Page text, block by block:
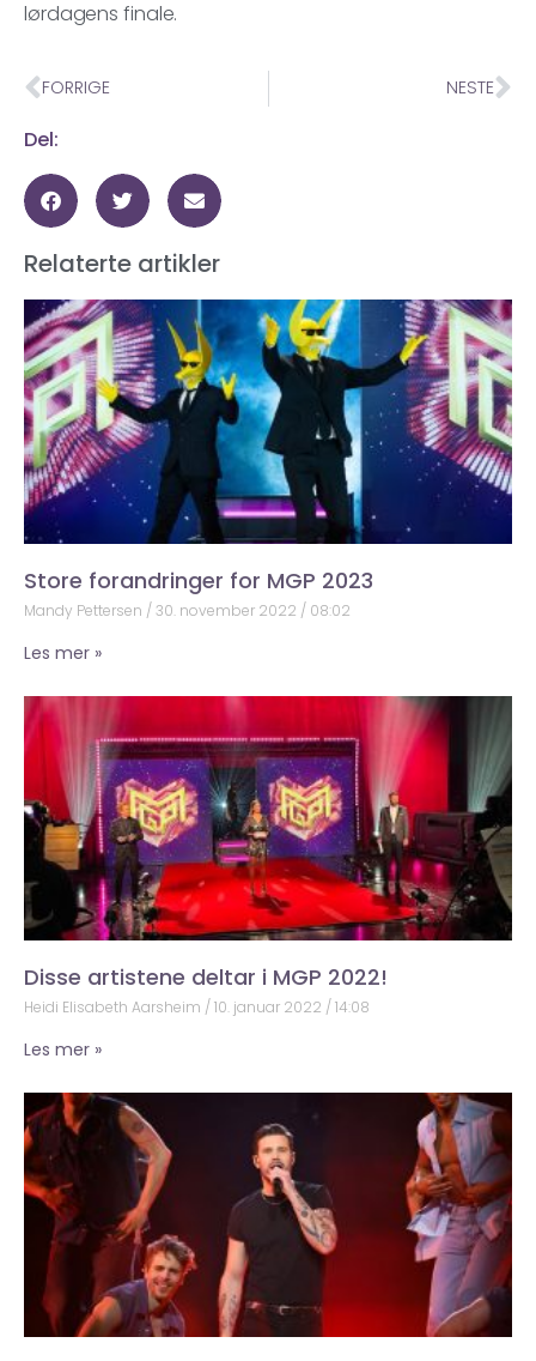
lørdagens finale.
FORRIGE NESTE
Del:
Relaterte artikler
Store forandringer for MGP 2023
Mandy Pettersen 30. november 2022 08:02
Les mer »
Disse artistene deltar i MGP 2022!
Heidi Elisabeth Aarsheim 10. januar 2022 14:08
Les mer »